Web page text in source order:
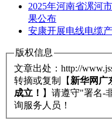
2025年河南省漯河
果公布
安康开展电线电缆
版权信息
文章出处：http://
转摘或复制【 新华网广
成立！ 】请遵守"署名-
询服务人员！